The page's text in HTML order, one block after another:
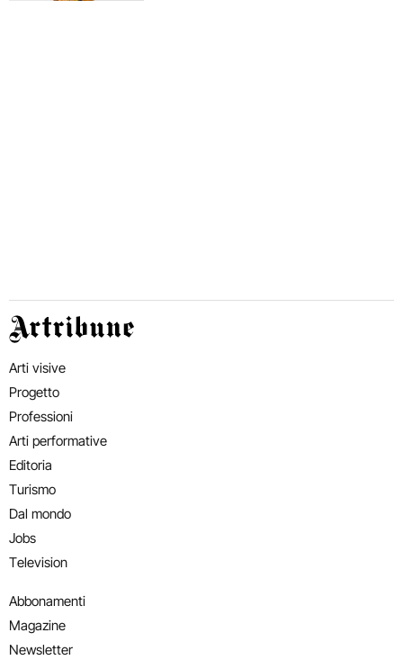
Artribune
Arti visive
Progetto
Professioni
Arti performative
Editoria
Turismo
Dal mondo
Jobs
Television
Abbonamenti
Magazine
Newsletter